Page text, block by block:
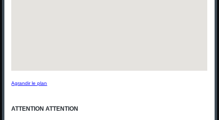
Agrandir le plan
ATTENTION ATTENTION